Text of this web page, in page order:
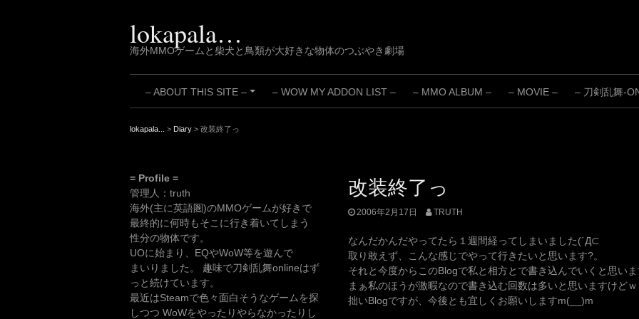
lokapala…
海外MMOゲームと柴犬と鳥類が大好きな物体のつぶやき劇場
+
– ABOUT THIS SITE – – WOW MY ADDON LIST – – MMO ALBUM – – MOVIE – – 刀剣乱舞-
lokapala... > Diary > 改装終了っ
改装終了っ
2006年2月17日 TRUTH
なんだかんだやってたら１週間経ってしまいました(´Д⊂
取り敢えず、こんな感じでやって行きたいと思います?。
それと今度からこのBlogで私と相方とで書き込んでいくと思いま
まぁ私のほうが激暇なので書き込む回数は多いと思いますけどｗ
拙いBlogですが、今後とも宜しくお願いしますm(__)m
= Profile =
管理人：truth
海外(主に英語圏)のMMOゲームが好きで
最終的に何時もそこに行き着いてしまう
性分の物体です。
UOに始まり、EQやWoW等を遊んで
まいりました。 趣味で刀剣乱舞onlineはず
っと続けています。
最近はSteamで色々面白そうなゲームを探
しつつ WoWをやったりやらなかったりし